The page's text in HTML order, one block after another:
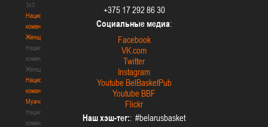
3х3
Национальная
команда.
Женщины
Национальная
команда.
Женщины
Национальная
команда.
Мужчины
Национальная
команда.
+375 17 292 86 30
Социальные медиа:
Facebook
VK.com
Twitter
Instagram
Youtube BelBasketPub
Youtube BBF
Flickr
Наш хэш-тег:: #belarusbasket